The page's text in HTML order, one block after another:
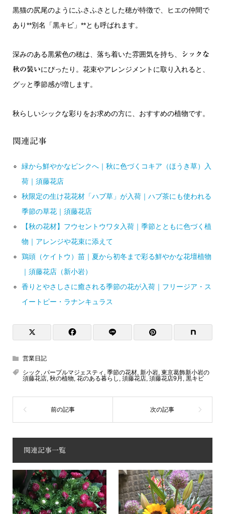
黒猫の尻尾のようにふさふさとした穂が特徴で、ヒエの仲間で
あり**別名「黒キビ」**とも呼ばれます。
深みのある黒紫色の穂は、落ち着いた雰囲気を持ち、 シックな
秋の装いにぴったり。花束やアレンジメントに取り入れると、
グッと季節感が増します。
秋らしいシックな彩りをお求めの方に、おすすめの植物です。
関連記事
緑から鮮やかなピンクへ｜秋に色づくコキア（ほうき草）入
荷｜須藤花店
秋限定の生け花花材「ハブ草」が入荷｜ハブ茶にも使われる
季節の草花｜須藤花店
【秋の花材】フウセントウワタ入荷｜季節とともに色づく植
物｜アレンジや花束に添えて
鶏頭（ケイトウ）苗｜夏から初冬まで彩る鮮やかな花壇植物
｜須藤花店（新小岩）
香りとやさしさに癒される季節の花が入荷｜フリージア・ス
イートピー・ラナンキュラス
営業日記
シック , パープルマジェスティ , 季節の花材, 新小岩, 東京葛飾新小岩の
須藤花店, 秋の植物, 花のある暮らし , 須藤花店, 須藤花店9月 , 黒キビ
関連記事一覧